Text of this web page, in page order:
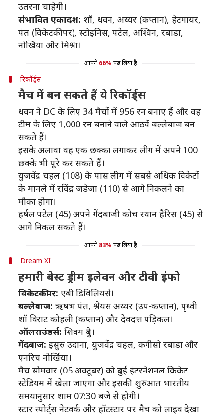
उतरना चाहेगी।
संभावित एकादश: शॉ, धवन, अय्यर (कप्तान), हेटमायर,
पंत (विकेटकीपर), स्टोइनिस, पटेल, अश्विन, रबाडा,
नोर्खिया और मिश्रा।
आपने 66% पढ़ लिया है
रिकॉर्ड्स
मैच में बन सकते हैं ये रिकॉर्ड्स
धवन ने DC के लिए 34 मैचों में 956 रन बनाए हैं और वह
टीम के लिए 1,000 रन बनाने वाले आठवें बल्लेबाज बन
सकते हैं।
इसके अलावा वह एक छक्का लगाकर लीग में अपने 100
छक्के भी पूरे कर सकते हैं।
युजवेंद्र चहल (108) के पास लीग में सबसे अधिक विकेटों
के मामले में रविंद्र जडेजा (110) से आगे निकलने का
मौका होगा।
हर्षल पटेल (45) अपने गेंदबाजी कोच रयान हैरिस (45) से
आगे निकल सकते हैं।
आपने 83% पढ़ लिया है
Dream XI
हमारी बेस्ट ड्रीम इलेवन और टीवी इंफो
विकेटकीपर: एबी डिविलियर्स।
बल्लेबाज: ऋषभ पंत, श्रेयस अय्यर (उप-कप्तान), पृथ्वी
शॉ विराट कोहली (कप्तान) और देवदत्त पड़िकल।
ऑलराउंडर्स: शिवम दुबे।
गेंदबाज: इसुरु उदाना, युजवेंद्र चहल, कगीसो रबाडा और
एनरिच नोर्खिया।
मैच सोमवार (05 अक्टूबर) को दुबई इंटरनेशनल क्रिकेट
स्टेडियम में खेला जाएगा और इसकी शुरुआत भारतीय
समयानुसार शाम 07:30 बजे से होगी।
स्टार स्पोर्ट्स नेटवर्क और हॉटस्टार पर मैच को लाइव देखा